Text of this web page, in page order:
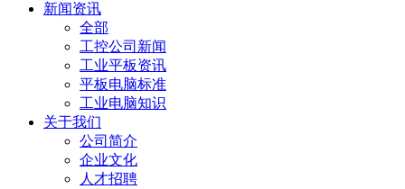
新闻资讯
全部
工控公司新闻
工业平板资讯
平板电脑标准
工业电脑知识
关于我们
公司简介
企业文化
人才招聘